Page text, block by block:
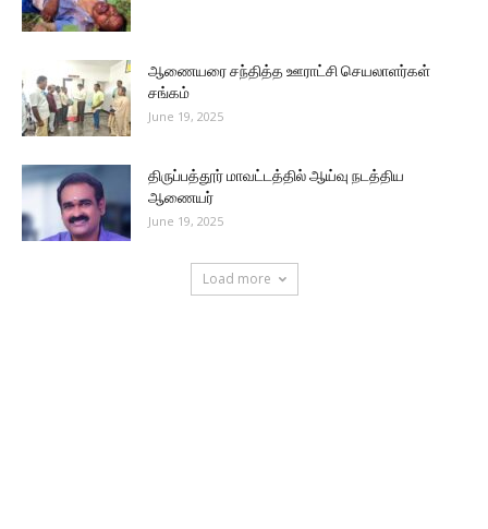
ஆணையரை சந்தித்த ஊராட்சி செயலாளர்கள்
சங்கம்
June 19, 2025
திருப்பத்தூர் மாவட்டத்தில் ஆய்வு நடத்திய
ஆணையர்
June 19, 2025
Load more